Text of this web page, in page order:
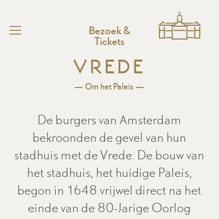
Toegankelijk
Families en kinderen
Onderwijs
Over het Paleis
Paleissymposium
Pers
Bezoek &
Tickets
Vrede
Om het Paleis
De burgers van Amsterdam
bekroonden de gevel van hun
stadhuis met de Vrede. De bouw van
het stadhuis, het huidige Paleis,
begon in 1648 vrijwel direct na het
einde van de 80-Jarige Oorlog
Functionele cookies
Deze cookies zorgen ervoor dat de website naar
behoren werkt. U kunt deze cookies niet uitzetten.
Deze cookies kunnen geplaatst worden door derde
Analytics cookies
Deze niet-anonieme cookies stellen ons in staat om
gegevens over u te verzamelen, zodat we het
gebruik van de website kunnen meten en deze
Advertentie-cookies